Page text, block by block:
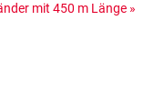
mit 450 m Länge »